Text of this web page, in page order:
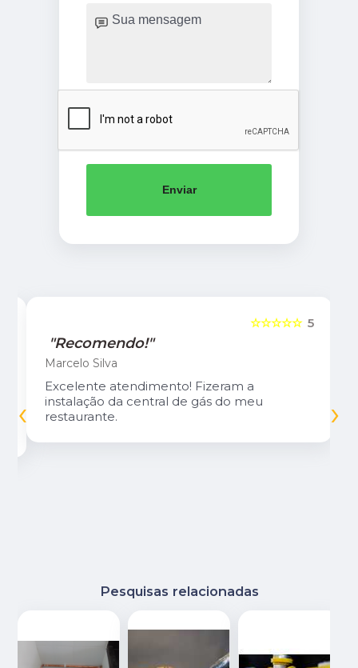
Enviar
5
☆☆☆☆☆
"Recomendo!"
Marcelo Silva
Excelente atendimento! Fizeram a
instalação da central de gás do meu
restaurante.
‹ ›
Pesquisas relacionadas